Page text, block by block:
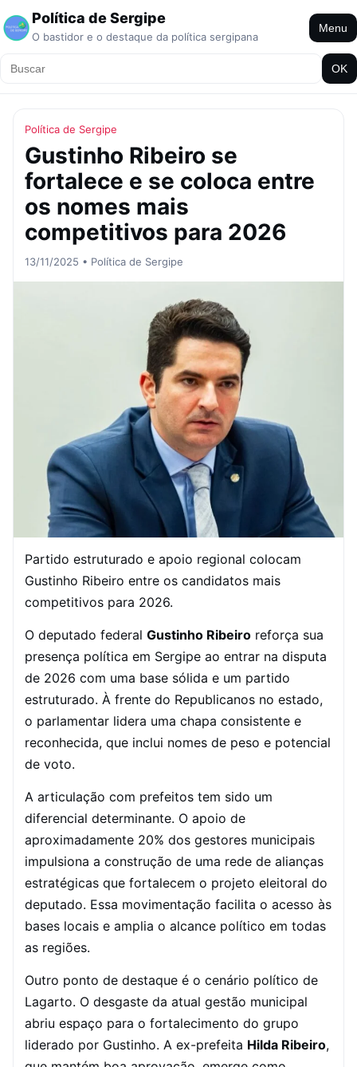
Política de Sergipe
O bastidor e o destaque da política sergipana
Menu
OK
Política de Sergipe
Gustinho Ribeiro se
fortalece e se coloca entre
os nomes mais
competitivos para 2026
13/11/2025 • Política de Sergipe
Partido estruturado e apoio regional colocam
Gustinho Ribeiro entre os candidatos mais
competitivos para 2026.
O deputado federal Gustinho Ribeiro reforça sua
presença política em Sergipe ao entrar na disputa
de 2026 com uma base sólida e um partido
estruturado. À frente do Republicanos no estado,
o parlamentar lidera uma chapa consistente e
reconhecida, que inclui nomes de peso e potencial
de voto.
A articulação com prefeitos tem sido um
diferencial determinante. O apoio de
aproximadamente 20% dos gestores municipais
impulsiona a construção de uma rede de alianças
estratégicas que fortalecem o projeto eleitoral do
deputado. Essa movimentação facilita o acesso às
bases locais e amplia o alcance político em todas
as regiões.
Outro ponto de destaque é o cenário político de
Lagarto. O desgaste da atual gestão municipal
abriu espaço para o fortalecimento do grupo
liderado por Gustinho. A ex-prefeita Hilda Ribeiro,